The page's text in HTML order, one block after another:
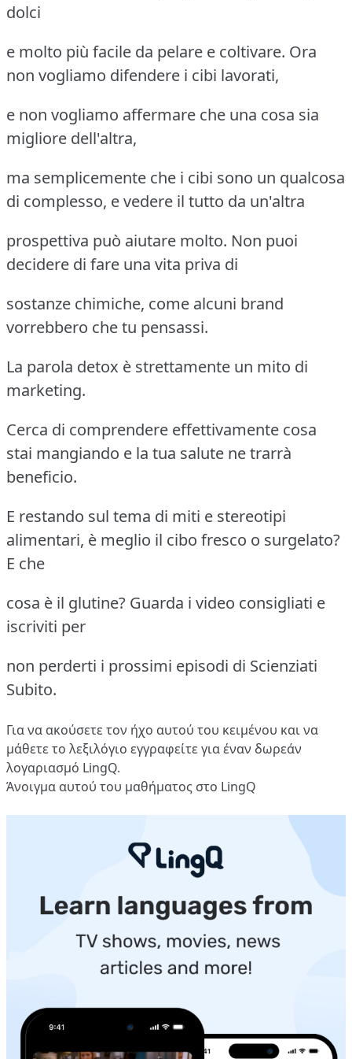
dolci
e molto più facile da pelare e coltivare. Ora
non vogliamo difendere i cibi lavorati,
e non vogliamo affermare che una cosa sia
migliore dell'altra,
ma semplicemente che i cibi sono un qualcosa
di complesso, e vedere il tutto da un'altra
prospettiva può aiutare molto. Non puoi
decidere di fare una vita priva di
sostanze chimiche, come alcuni brand
vorrebbero che tu pensassi.
La parola detox è strettamente un mito di
marketing.
Cerca di comprendere effettivamente cosa
stai mangiando e la tua salute ne trarrà
beneficio.
E restando sul tema di miti e stereotipi
alimentari, è meglio il cibo fresco o surgelato?
E che
cosa è il glutine? Guarda i video consigliati e
iscriviti per
non perderti i prossimi episodi di Scienziati
Subito.
Για να ακούσετε τον ήχο αυτού του κειμένου και να
μάθετε το λεξιλόγιο εγγραφείτε για έναν δωρεάν
λογαριασμό LingQ.
Άνοιγμα αυτού του μαθήματος στο LingQ